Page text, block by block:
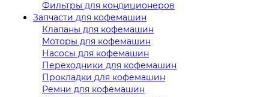
Фильтры для кондиционеров
Запчасти для кофемашин
Клапаны для кофемашин
Моторы для кофемашин
Насосы для кофемашин
Переходники для кофемашин
Прокладки для кофемашин
Ремни для кофемашин